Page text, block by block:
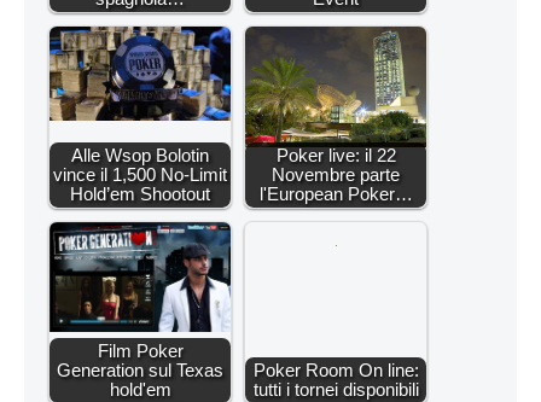
Alle Wsop Bolotin
vince il 1,500 No-Limit
Hold’em Shootout
Poker live: il 22
Novembre parte
l'European Poker…
Film Poker
Generation sul Texas
hold'em
Poker Room On line:
tutti i tornei disponibili